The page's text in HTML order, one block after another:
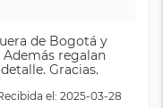
de Bogotá y
regalan
Gracias.
el: 2025-03-28